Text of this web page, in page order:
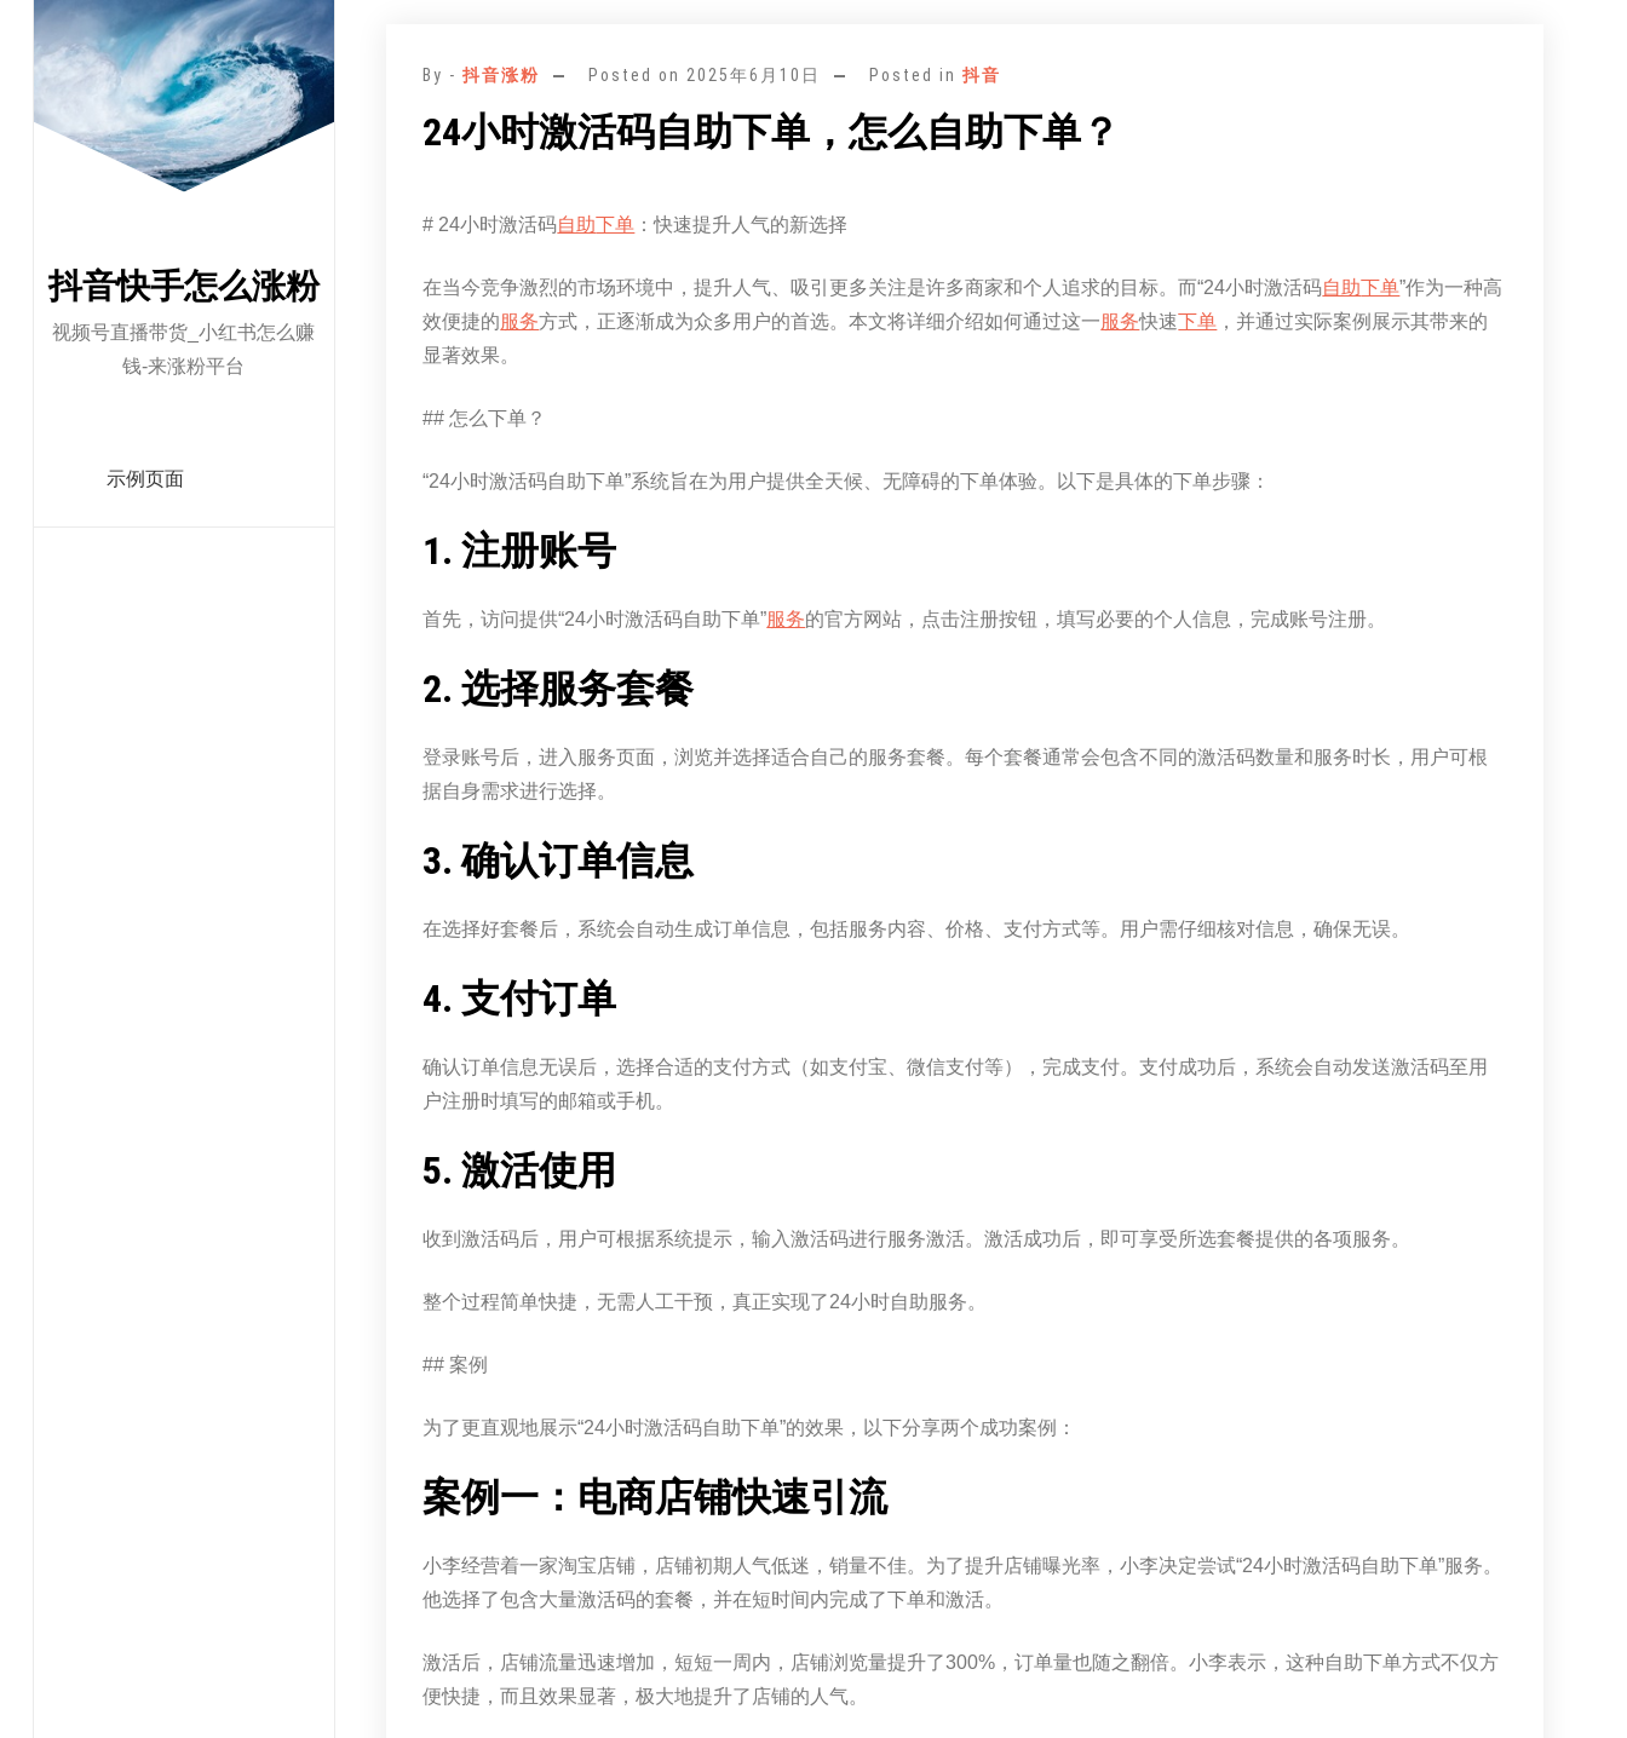
抖音快手怎么涨粉
视频号直播带货_小红书怎么赚
钱-来涨粉平台
示例页面
By -抖音涨粉 Posted on 2025年6月10日 Posted in抖音
24小时激活码自助下单，怎么自助下单？
# 24小时激活码自助下单 ：快速提升人气的新选择
在当今竞争激烈的市场环境中，提升人气、吸引更多关注是许多商家和个人追求的目标。而“24小时激活码自助下单”作为一种高
效便捷的服务方式，正逐渐成为众多用户的首选。本文将详细介绍如何通过这一服务快速下单 ，并通过实际案例展示其带来的
显著效果。
## 怎么下单？
“24小时激活码自助下单”系统旨在为用户提供全天候、无障碍的下单体验。以下是具体的下单步骤：
1. 注册账号
首先，访问提供“24小时激活码自助下单”服务的官方网站，点击注册按钮，填写必要的个人信息，完成账号注册。
2. 选择服务套餐
登录账号后，进入服务页面，浏览并选择适合自己的服务套餐。每个套餐通常会包含不同的激活码数量和服务时长，用户可根
据自身需求进行选择。
3. 确认订单信息
在选择好套餐后，系统会自动生成订单信息，包括服务内容、价格、支付方式等。用户需仔细核对信息，确保无误。
4. 支付订单
确认订单信息无误后，选择合适的支付方式（如支付宝、微信支付等），完成支付。支付成功后，系统会自动发送激活码至用
户注册时填写的邮箱或手机。
5. 激活使用
收到激活码后，用户可根据系统提示，输入激活码进行服务激活。激活成功后，即可享受所选套餐提供的各项服务。
整个过程简单快捷，无需人工干预，真正实现了24小时自助服务。
## 案例
为了更直观地展示“24小时激活码自助下单”的效果，以下分享两个成功案例：
案例一：电商店铺快速引流
小李经营着一家淘宝店铺，店铺初期人气低迷，销量不佳。为了提升店铺曝光率，小李决定尝试“24小时激活码自助下单”服务。
他选择了包含大量激活码的套餐，并在短时间内完成了下单和激活。
激活后，店铺流量迅速增加，短短一周内，店铺浏览量提升了300%，订单量也随之翻倍。小李表示，这种自助下单方式不仅方
便快捷，而且效果显著，极大地提升了店铺的人气。